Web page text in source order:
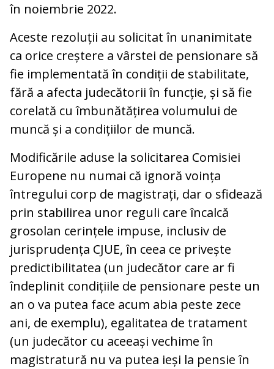
în noiembrie 2022.
Aceste rezoluții au solicitat în unanimitate
ca orice creștere a vârstei de pensionare să
fie implementată în condiții de stabilitate,
fără a afecta judecătorii în funcție, și să fie
corelată cu îmbunătățirea volumului de
muncă și a condițiilor de muncă.
Modificările aduse la solicitarea Comisiei
Europene nu numai că ignoră voința
întregului corp de magistrați, dar o sfidează
prin stabilirea unor reguli care încalcă
grosolan cerințele impuse, inclusiv de
jurisprudența CJUE, în ceea ce privește
predictibilitatea (un judecător care ar fi
îndeplinit condițiile de pensionare peste un
an o va putea face acum abia peste zece
ani, de exemplu), egalitatea de tratament
(un judecător cu aceeași vechime în
magistratură nu va putea ieși la pensie în